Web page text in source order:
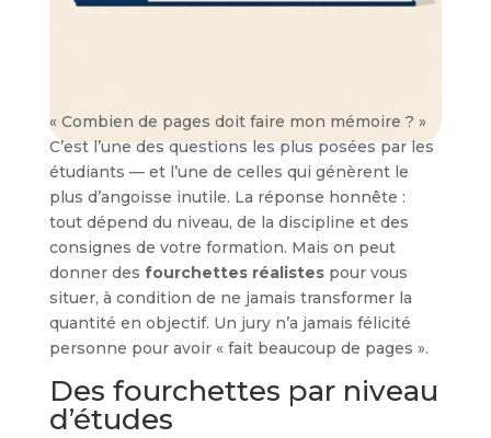
« Combien de pages doit faire mon mémoire ? »
C’est l’une des questions les plus posées par les
étudiants — et l’une de celles qui génèrent le
plus d’angoisse inutile. La réponse honnête :
tout dépend du niveau, de la discipline et des
consignes de votre formation. Mais on peut
donner des fourchettes réalistespour vous
situer, à condition de ne jamais transformer la
quantité en objectif. Un jury n’a jamais félicité
personne pour avoir « fait beaucoup de pages ».
Des fourchettes par niveau
d’études